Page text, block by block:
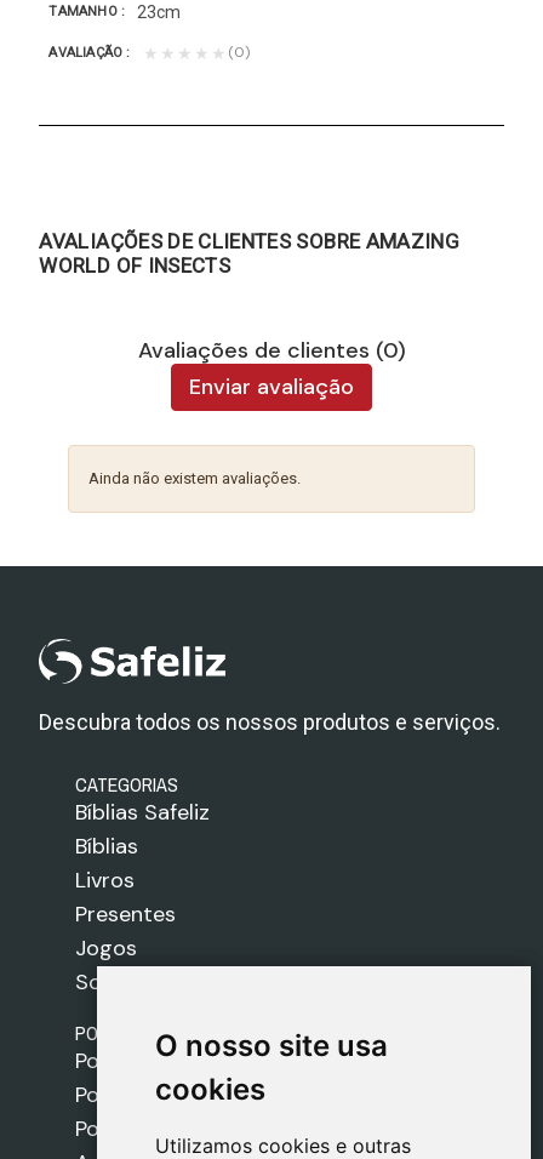
O nosso site usa
cookies
Utilizamos cookies e outras
O nosso site usa
cookies
Utilizamos cookies e outras
TAMANHO 23cm
AVALIAÇÃO ★★★★★ (0)
AVALIAÇÕES DE CLIENTES SOBRE AMAZING
WORLD OF INSECTS
Avaliações de clientes (0)
Enviar avaliação
Ainda não existem avaliações.
Descubra todos os nossos produtos e serviços.
CATEGORIAS
Bíblias Safeliz
Bíblias
Livros
Presentes
Jogos
Sobre nós
POLÍTICAS
Política de Envios
Política de Cookies
Política de Privacidade